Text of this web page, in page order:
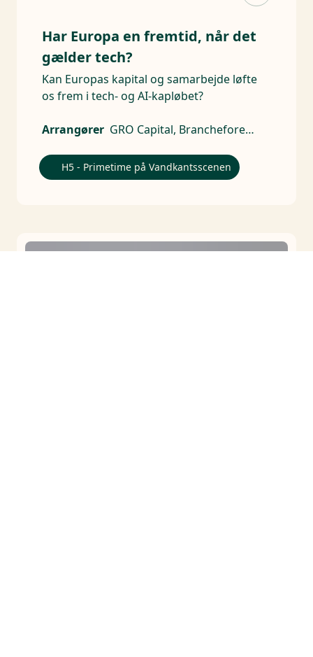
Har Europa en fremtid, når det
gælder tech?
Kan Europas kapital og samarbejde løfte
os frem i tech- og AI-kapløbet?
Arrangører GRO Capital, Brancheforeningen for Aktive Ejere
H5 - Primetime på Vandkantsscenen